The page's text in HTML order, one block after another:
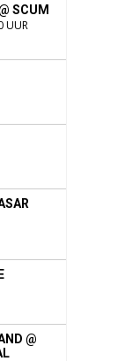
SCUM
UUR
@